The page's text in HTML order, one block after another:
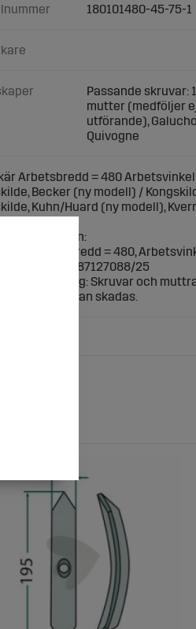
180101480-45-75-1
Passande skruvar:
mutter (medföljer
utförande),
Quivogne
Arbetsbredd = 480
Becker (ny modell) /
Kuhn/Huard (ny modell),
specifikation:
Arbetsbredd = 480,
skruvar: 187127088/25
Skruvar och
slitdelen kan skadas.